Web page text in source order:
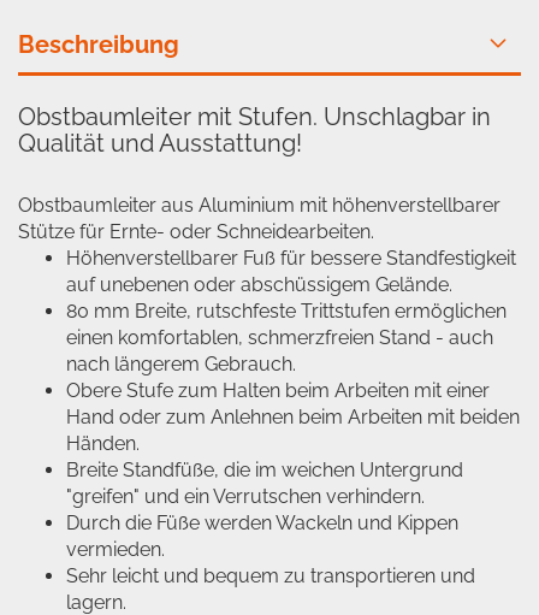
Beschreibung
Obstbaumleiter mit Stufen. Unschlagbar in
Qualität und Ausstattung!
Obstbaumleiter aus Aluminium mit höhenverstellbarer
Stütze für Ernte- oder Schneidearbeiten.
Höhenverstellbarer Fuß für bessere Standfestigkeit
auf unebenen oder abschüssigem Gelände.
80 mm Breite, rutschfeste Trittstufen ermöglichen
einen komfortablen, schmerzfreien Stand - auch
nach längerem Gebrauch.
Obere Stufe zum Halten beim Arbeiten mit einer
Hand oder zum Anlehnen beim Arbeiten mit beiden
Händen.
Breite Standfüße, die im weichen Untergrund
"greifen" und ein Verrutschen verhindern.
Durch die Füße werden Wackeln und Kippen
vermieden.
Sehr leicht und bequem zu transportieren und
lagern.